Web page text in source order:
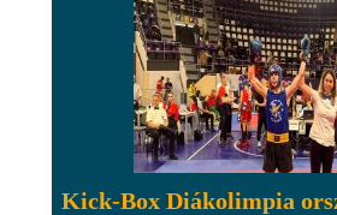
Kick-Box Diákolimpia